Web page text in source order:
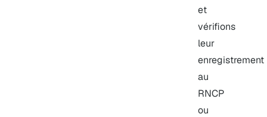
et
vérifions
leur
enregistrement
au
RNCP
ou